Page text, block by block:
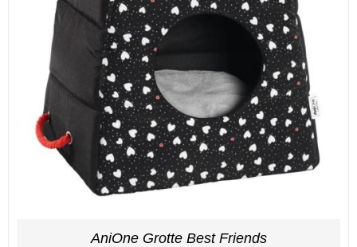
AniOne Grotte Best Friends